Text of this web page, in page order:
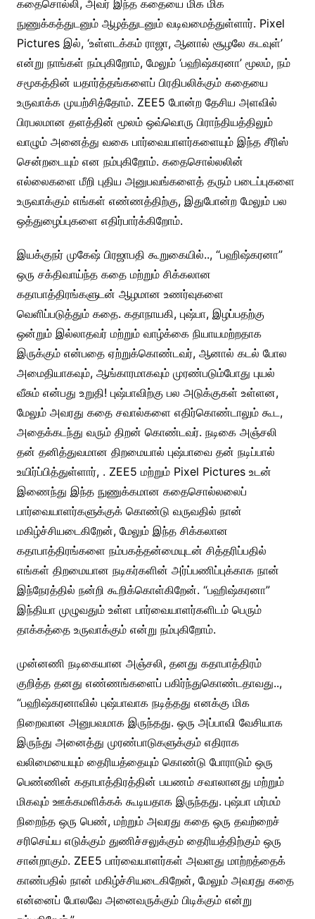
கதைசொல்லி, அவர் இந்த கதையை மிக மிக
நுணுக்கத்துடனும் ஆழத்துடனும் வடிவமைத்துள்ளார். Pixel
Pictures இல், ‘உள்ளடக்கம் ராஜா, ஆனால் சூழலே கடவுள்’
என்று நாங்கள் நம்புகிறோம், மேலும் ‘பஹிஷ்கரனா’ மூலம், நம்
சமூகத்தின் யதார்த்தங்களைப் பிரதிபலிக்கும் கதையை
உருவாக்க முயற்சித்தோம். ZEE5 போன்ற தேசிய அளவில்
பிரபலமான தளத்தின் மூலம் ஒவ்வொரு பிராந்தியத்திலும்
வாழும் அனைத்து வகை பார்வையாளர்களையும் இந்த சீரிஸ்
சென்றடையும் என நம்புகிறோம். கதைசொல்லலின்
எல்லைகளை மீறி புதிய அனுபவங்களைத் தரும் படைப்புகளை
உருவாக்கும் எங்கள் எண்ணத்திற்கு, இதுபோன்ற மேலும் பல
ஒத்துழைப்புகளை எதிர்பார்க்கிறோம்.
இயக்குநர் முகேஷ் பிரஜாபதி கூறுகையில்.., “பஹிஷ்கரனா”
ஒரு சக்திவாய்ந்த கதை மற்றும் சிக்கலான
கதாபாத்திரங்களுடன் ஆழமான உணர்வுகளை
வெளிப்படுத்தும் கதை. கதாநாயகி, புஷ்பா, இழப்பதற்கு
ஒன்றும் இல்லாதவர் மற்றும் வாழ்க்கை நியாயமற்றதாக
இருக்கும் என்பதை ஏற்றுக்கொண்டவர், ஆனால் கடல் போல
அமைதியாகவும், ஆங்காரமாகவும் முரண்படும்போது புயல்
வீசும் என்பது உறுதி! புஷ்பாவிற்கு பல அடுக்குகள் உள்ளன,
மேலும் அவரது கதை சவால்களை எதிர்கொண்டாலும் கூட,
அதைக்கடந்து வரும் திறன் கொண்டவர். நடிகை அஞ்சலி
தன் தனித்துவமான திறமையால் புஷ்பாவை தன் நடிப்பால்
உயிர்ப்பித்துள்ளார், . ZEE5 மற்றும் Pixel Pictures உடன்
இணைந்து இந்த நுணுக்கமான கதைசொல்லலைப்
பார்வையாளர்களுக்குக் கொண்டு வருவதில் நான்
மகிழ்ச்சியடைகிறேன், மேலும் இந்த சிக்கலான
கதாபாத்திரங்களை நம்பகத்தன்மையுடன் சித்தரிப்பதில்
எங்கள் திறமையான நடிகர்களின் அர்ப்பணிப்புக்காக நான்
இந்நேரத்தில் நன்றி கூறிக்கொள்கிறேன். “பஹிஷ்கரனா”
இந்தியா முழுவதும் உள்ள பார்வையாளர்களிடம் பெரும்
தாக்கத்தை உருவாக்கும் என்று நம்புகிறோம்.
முன்னணி நடிகையான அஞ்சலி, தனது கதாபாத்திரம்
குறித்த தனது எண்ணங்களைப் பகிர்ந்துகொண்டதாவது..,
“பஹிஷ்கரனாவில் புஷ்பாவாக நடித்தது எனக்கு மிக
நிறைவான அனுபவமாக இருந்தது. ஒரு அப்பாவி வேசியாக
இருந்து அனைத்து முரண்பாடுகளுக்கும் எதிராக
வலிமையையும் தைரியத்தையும் கொண்டு போராடும் ஒரு
பெண்ணின் கதாபாத்திரத்தின் பயணம் சவாலானது மற்றும்
மிகவும் ஊக்கமளிக்கக் கூடியதாக இருந்தது. புஷ்பா மர்மம்
நிறைந்த ஒரு பெண், மற்றும் அவரது கதை ஒரு தவற்றைச்
சரிசெய்ய எடுக்கும் துணிச்சலுக்கும் தைரியத்திற்கும் ஒரு
சான்றாகும். ZEE5 பார்வையாளர்கள் அவளது மாற்றத்தைக்
காண்பதில் நான் மகிழ்ச்சியடைகிறேன், மேலும் அவரது கதை
என்னைப் போலவே அனைவருக்கும் பிடிக்கும் என்று